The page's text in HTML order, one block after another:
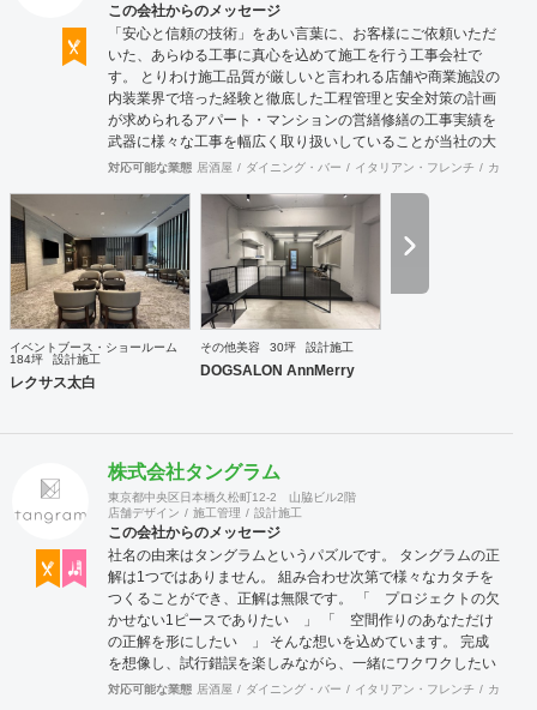
この会社からのメッセージ
「安心と信頼の技術」をあい言葉に、お客様にご依頼いただ
いた、あらゆる工事に真心を込めて施工を行う工事会社で
す。 とりわけ施工品質が厳しいと言われる店舗や商業施設の
内装業界で培った経験と徹底した工程管理と安全対策の計画
が求められるアパート・マンションの営繕修繕の工事実績を
武器に様々な工事を幅広く取り扱いしていることが当社の大
きな特徴です。
対応可能な業態 居酒屋 ダイニング・バー イタリアン・フレンチ カフェ
イベントブース・ショールーム
184坪
設計施工
レクサス太白
その他美容 30坪 設計施工
DOGSALON AnnMerry
株式会社タングラム
東京都中央区日本橋久松町12-2 山脇ビル2階
店舗デザイン
施工管理 設計施工
この会社からのメッセージ
社名の由来はタングラムというパズルです。 タングラムの正
解は1つではありません。 組み合わせ次第で様々なカタチを
つくることができ、正解は無限です。 「 プロジェクトの欠
かせない1ピースでありたい 」 「 空間作りのあなただけ
の正解を形にしたい 」 そんな想いを込めています。 完成
を想像し、試行錯誤を楽しみながら、 ​一緒にワクワクしたい
と思っています。
対応可能な業態 居酒屋 ダイニング・バー イタリアン・フレンチ カフェ